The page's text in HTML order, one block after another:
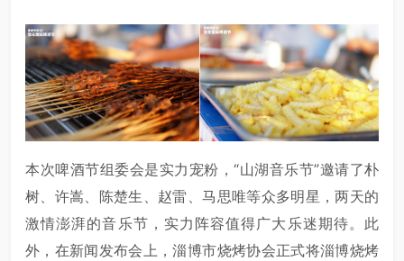
本次啤酒节组委会是实力宠粉，“山湖音乐节”邀请了朴
树、许嵩、陈楚生、赵雷、马思唯等众多明星，两天的
激情澎湃的音乐节，实力阵容值得广大乐迷期待。此
外，在新闻发布会上，淄博市烧烤协会正式将淄博烧烤